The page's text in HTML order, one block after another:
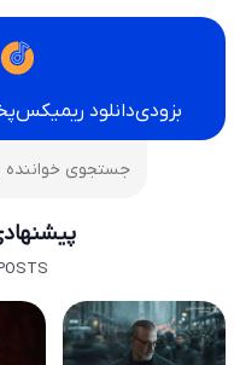
بزودیدانلود ریمیکس